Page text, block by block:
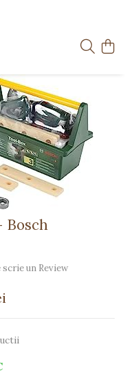
Bosch
un Review